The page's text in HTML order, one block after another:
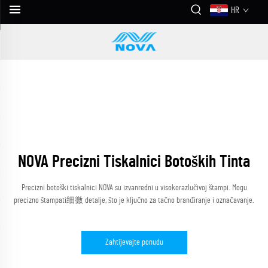
HR
NOVA Precizni Tiskalnici Botoških Tinta
Precizni botoški tiskalnici NOVA su izvanredni u visokorazlučivoj štampi. Mogu
precizno štampati细微 detalje, što je ključno za tačno branđiranje i označavanje.
Zahtijevajte ponudu